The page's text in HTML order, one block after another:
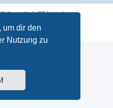
um dir den
Nutzung zu
Software © phpBB Limited
| TERMS_LINK